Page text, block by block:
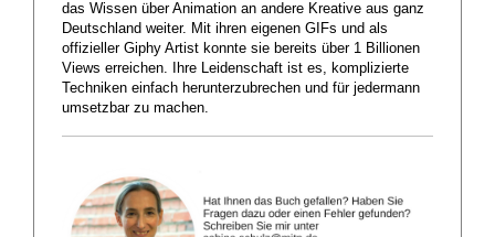
das Wissen über Animation an andere Kreative aus ganz
Deutschland weiter. Mit ihren eigenen GIFs und als
offizieller Giphy Artist konnte sie bereits über 1 Billionen
Views erreichen. Ihre Leidenschaft ist es, komplizierte
Techniken einfach herunterzubrechen und für jedermann
umsetzbar zu machen.